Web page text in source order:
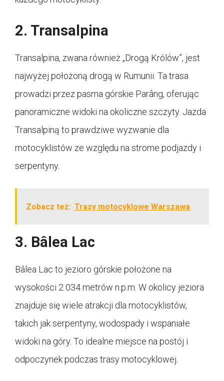
2. Transalpina
Transalpina, zwana również „Drogą Królów”, jest
najwyżej położoną drogą w Rumunii. Ta trasa
prowadzi przez pasma górskie Parâng, oferując
panoramiczne widoki na okoliczne szczyty. Jazda
Transalpiną to prawdziwe wyzwanie dla
motocyklistów ze względu na strome podjazdy i
serpentyny.
Zobacz też: Trasy motocyklowe Warszawa
3. Bâlea Lac
Bâlea Lac to jezioro górskie położone na
wysokości 2 034 metrów n.p.m. W okolicy jeziora
znajduje się wiele atrakcji dla motocyklistów,
takich jak serpentyny, wodospady i wspaniałe
widoki na góry. To idealne miejsce na postój i
odpoczynek podczas trasy motocyklowej.